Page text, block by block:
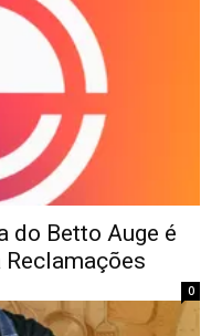
do Betto Auge é
Reclamações
0